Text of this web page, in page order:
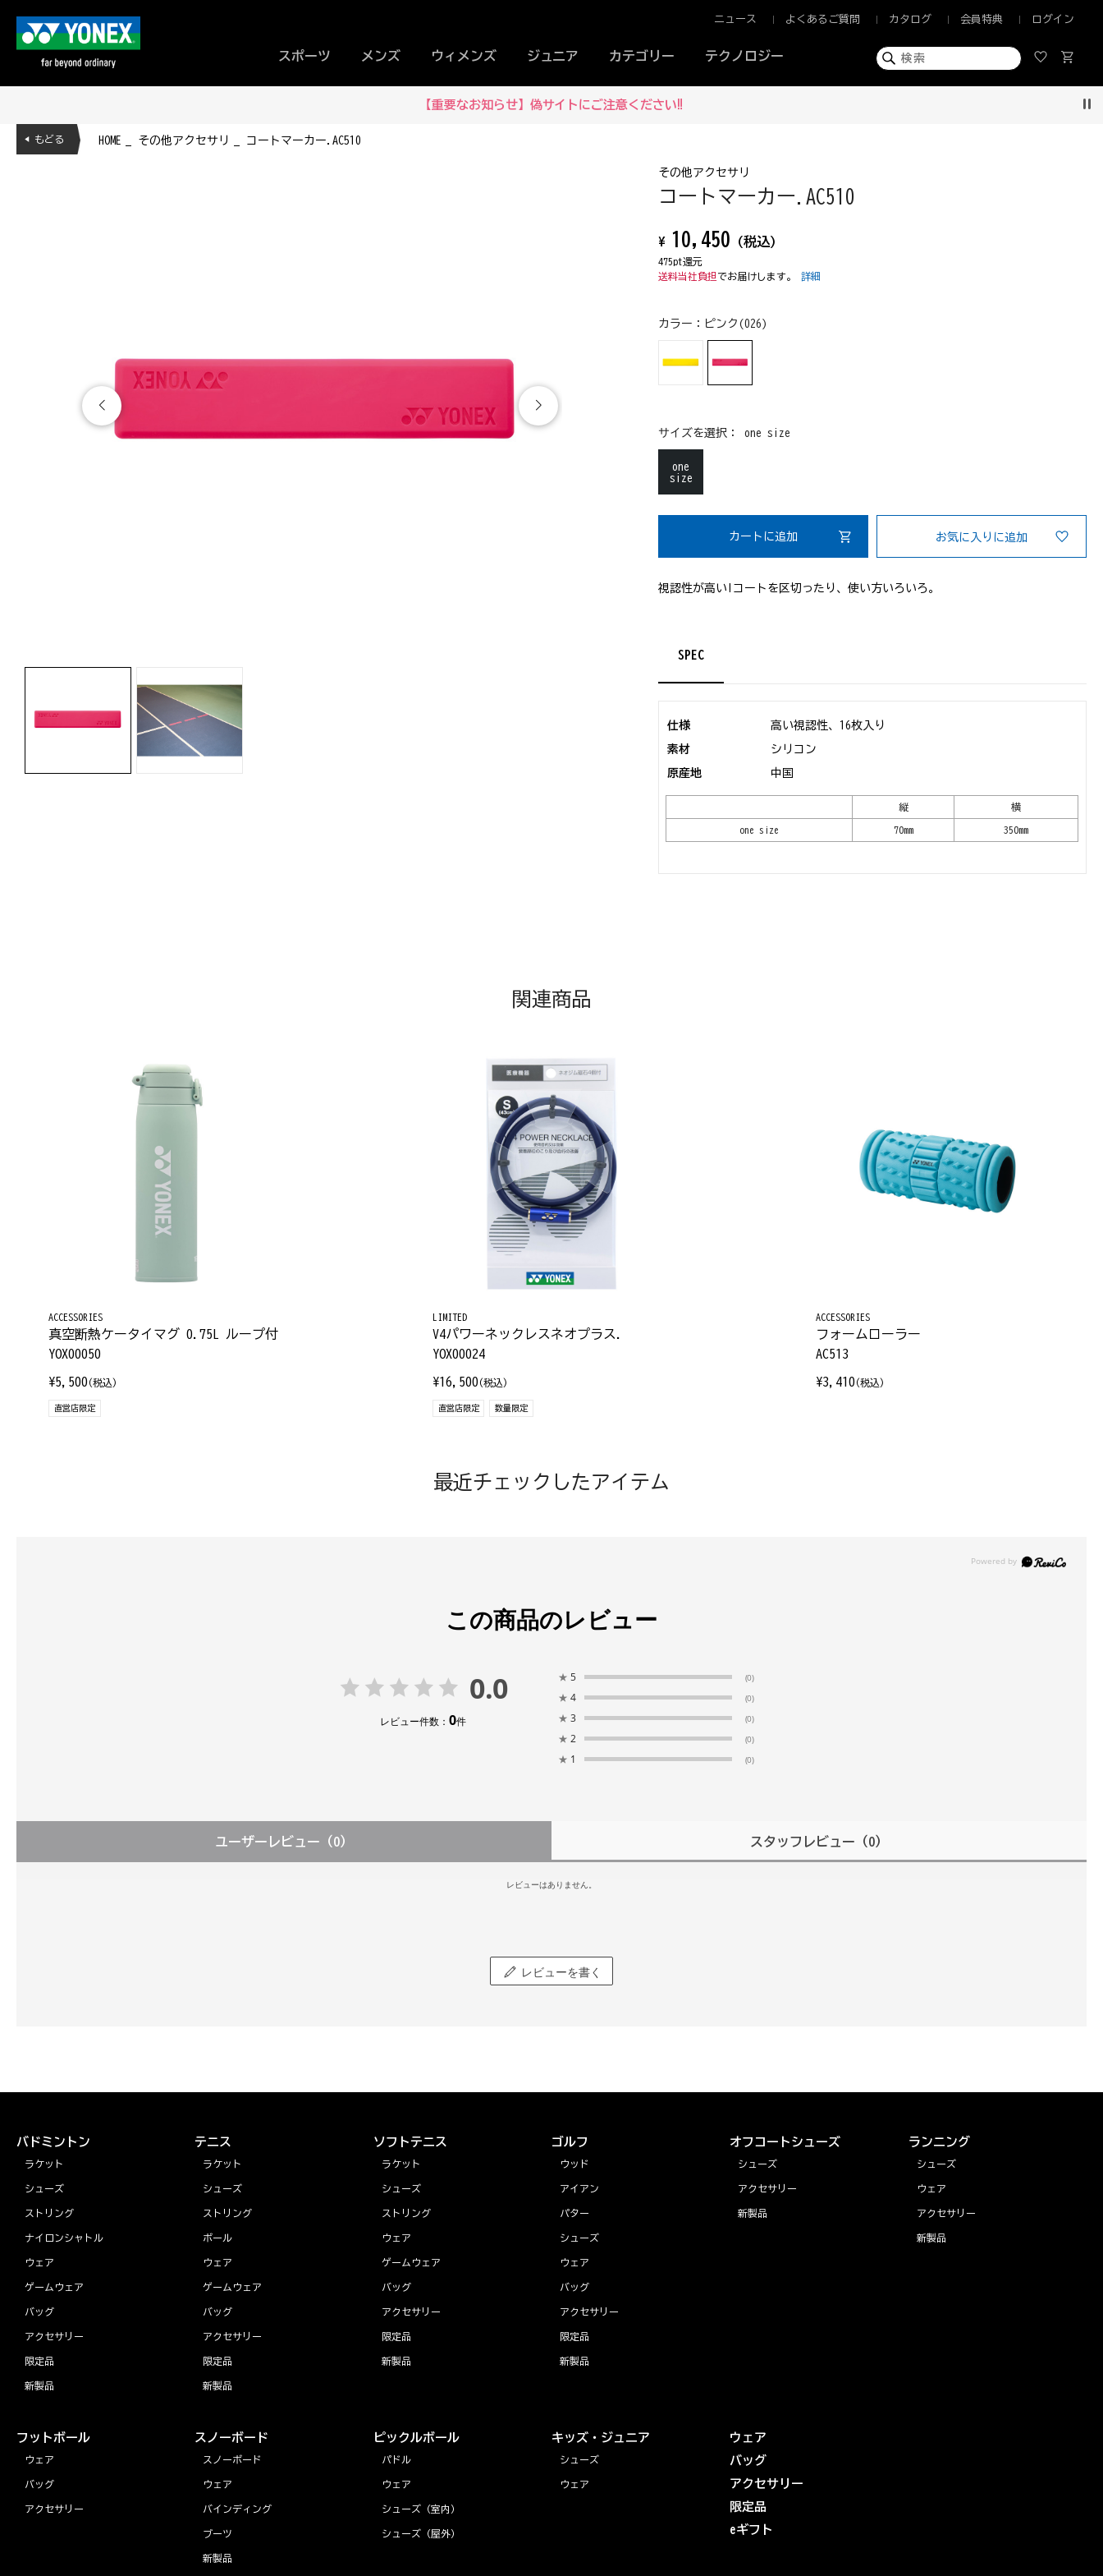
スポーツ メンズ ウィメンズ ジュニア カテゴリー テクノロジー
ニュース よくあるご質問 カタログ 会員特典 ログイン
【重要なお知らせ】偽サイトにご注意ください‼
HOME その他アクセサリ コートマーカー.AC510
◀ もどる
その他アクセサリ
コートマーカー.AC510
¥ 10,450 (税込)
475pt還元
送料当社負担 でお届けします。詳細
カラー： ピンク(026)
サイズを選択：one size
one
size
カートに追加 お気に入りに追加
視認性が高い!コートを区切ったり、使い方いろいろ。
SPEC
仕様 高い視認性、16枚入り
素材 シリコン
原産地 中国
縦 横
one size 70mm 350mm
関連商品
ACCESSORIES
真空断熱ケータイマグ 0.75L ループ付
YOX00050
¥5,500 (税込)
直営店限定
LIMITED
V4パワーネックレスネオプラス.
YOX00024
¥16,500 (税込)
直営店限定 数量限定
ACCESSORIES
フォームローラー
AC513
¥3,410 (税込)
最近チェックしたアイテム
この商品のレビュー
0.0
レビュー件数： 0件
★ 5 (0)
★ 4 (0)
★ 3 (0)
★ 2 (0)
★ 1 (0)
ユーザーレビュー （0） スタッフレビュー （0）
レビューはありません。
レビューを書く
バドミントン
ラケット
シューズ
ストリング
ナイロンシャトル
ウェア
ゲームウェア
バッグ
アクセサリー
限定品
新製品
テニス
ラケット
シューズ
ストリング
ボール
ウェア
ゲームウェア
バッグ
アクセサリー
限定品
新製品
ソフトテニス
ラケット
シューズ
ストリング
ウェア
ゲームウェア
バッグ
アクセサリー
限定品
新製品
ゴルフ
ウッド
アイアン
パター
シューズ
ウェア
バッグ
アクセサリー
限定品
新製品
オフコートシューズ
シューズ
アクセサリー
新製品
ランニング
シューズ
ウェア
アクセサリー
新製品
フットボール
ウェア
バッグ
アクセサリー
スノーボード
スノーボード
ウェア
バインディング
ブーツ
新製品
ピックルボール
パドル
ウェア
シューズ（室内）
シューズ（屋外）
キッズ・ジュニア
シューズ
ウェア
ウェア
バッグ
アクセサリー
限定品
eギフト